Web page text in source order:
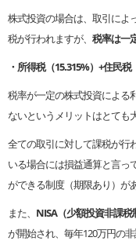
株式投資の場合は、取引によ
税が行われますが、 税率は一
・所得税（15.315%）+住民
税率が一定の株式投資による
ないというメリットはとても
全ての取引に対して課税が行
いる場合には損益通算と言っ
ができる制度（期限あり）が
また、 NISA（少額投資非課税
が開始され、毎年120万円の